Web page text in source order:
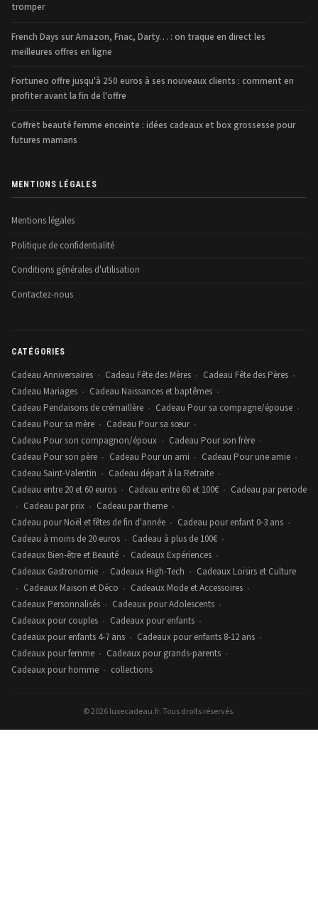
tromper
French Days sur Amazon, Fnac, Darty… : on traque en direct les
meilleures offres en ligne
Fortuneo offre jusqu'à 250 euros à ses nouveaux clients : comment en
profiter avant la fin de l'offre
Coffret beauté femme enceinte : idées cadeaux et box grossesse pour
futures mamans
MENTIONS LÉGALES
Mentions légales
Politique de confidentialité
Conditions générales d'utilisation
Contactez-nous
CATÉGORIES
Cadeau Anniversaires • Cadeau Fête des Mères • Cadeau Fête des Pères •
Cadeau Mariages • Cadeau Naissances et baptêmes •
Cadeau Pendaisons de crémaillère • Cadeau Pour sa compagne/épouse •
Cadeau Pour sa mère • Cadeau Pour sa sœur •
Cadeau Pour son compagnon/époux • Cadeau Pour son frère •
Cadeau Pour son père • Cadeau Pour un ami • Cadeau Pour une amie •
Cadeau Saint-Valentin • Cadeau départ à la Retraite •
Cadeau entre 20 et 60 euros • Cadeau entre 60 et 100€ • Cadeau par periode
• Cadeau par prix • Cadeau par theme •
Cadeau pour Noël et fêtes de fin d'année • Cadeau pour enfant 0-3 ans •
Cadeau à moins de 20 euros • Cadeau à plus de 100€ •
Cadeaux Bien-être et Beauté • Cadeaux Expériences •
Cadeaux Gastronomie • Cadeaux High-Tech • Cadeaux Loisirs et Culture
• Cadeaux Maison et Déco • Cadeaux Mode et Accessoires •
Cadeaux Personnalisés • Cadeaux pour Adolescents •
Cadeaux pour couples • Cadeaux pour enfants •
Cadeaux pour enfants 4-7 ans • Cadeaux pour enfants 8-12 ans •
Cadeaux pour femme • Cadeaux pour grands-parents •
Cadeaux pour homme • collections
© 2026 luxecadeau.fr. Tous droits réservés.